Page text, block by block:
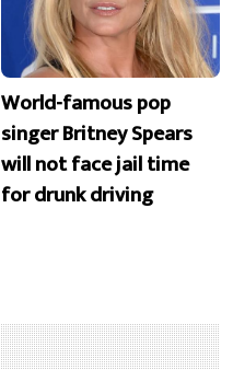
World-famous pop
singer Britney Spears
will not face jail time
for drunk driving